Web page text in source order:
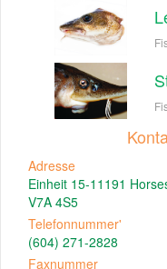
Adresse
Einheit 15-11191
V7A 4S5
Telefonnummer'
(604) 271-2828
Faxnummer